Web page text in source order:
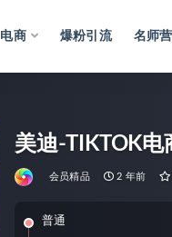
电商 爆粉引流 名师
美迪-TIKTOK
会员精品 2 年前
普通